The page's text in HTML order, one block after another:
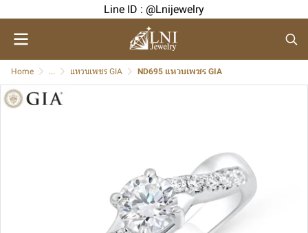
Line ID : @Lnijewelry
Home ... แหวนเพชร GIA ND695 แหวนเพชร GIA